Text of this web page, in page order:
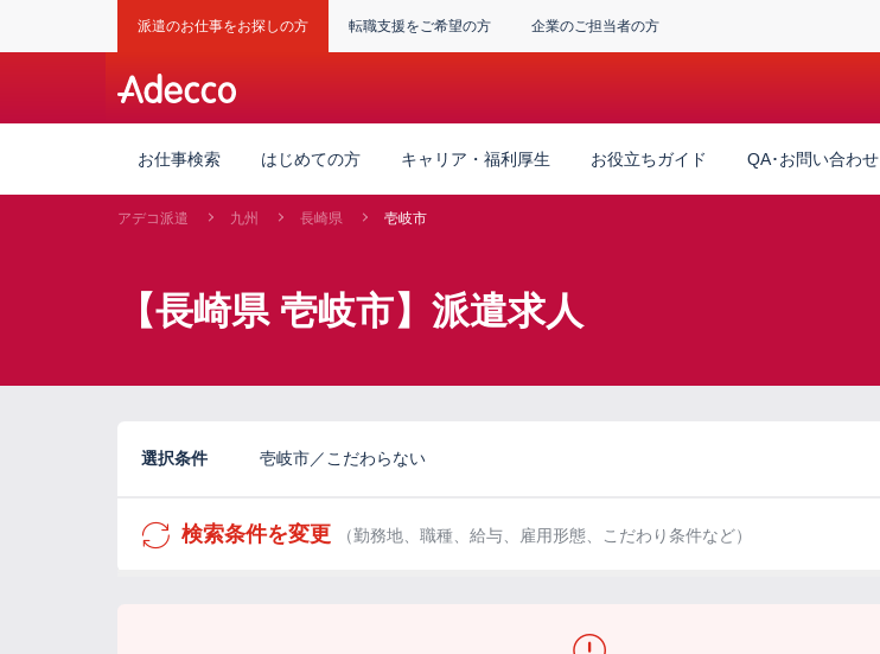
派遣のお仕事をお探しの方 転職支援をご希望の方 企業のご担当者の方
お仕事検索 はじめての方 キャリア・福利厚生 お役立ちガイド QA･お問い合わせ
アデコ派遣 九州 長崎県 壱岐市
【長崎県 壱岐市】派遣求人
選択条件 壱岐市／こだわらない
検索条件を変更 （勤務地、職種、給与、雇用形態、こだわり条件など）